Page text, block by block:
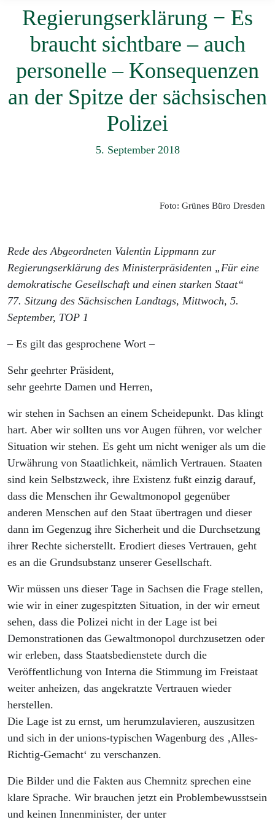
Regierungserklärung − Es
braucht sichtbare – auch
personelle – Konsequenzen
an der Spitze der sächsischen
Polizei
5. September 2018
Foto: Grünes Büro Dresden
Rede des Abgeordneten Valentin Lippmann zur
Regierungserklärung des Ministerpräsidenten „ Für eine
demokratische Gesellschaft und einen starken Staat“
77. Sitzung des Sächsischen Landtags, Mittwoch, 5.
September, TOP 1
– Es gilt das gesprochene Wort –
Sehr geehrter Präsident,
sehr geehrte Damen und Herren,
wir stehen in Sachsen an einem Scheidepunkt. Das klingt
hart. Aber wir sollten uns vor Augen führen, vor welcher
Situation wir stehen. Es geht um nicht weniger als um die
Urwährung von Staatlichkeit, nämlich Vertrauen. Staaten
sind kein Selbstzweck, ihre Existenz fußt einzig darauf,
dass die Menschen ihr Gewaltmonopol gegenüber
anderen Menschen auf den Staat übertragen und dieser
dann im Gegenzug ihre Sicherheit und die Durchsetzung
ihrer Rechte sicherstellt. Erodiert dieses Vertrauen, geht
es an die Grundsubstanz unserer Gesellschaft.
Wir müssen uns dieser Tage in Sachsen die Frage stellen,
wie wir in einer zugespitzten Situation, in der wir erneut
sehen, dass die Polizei nicht in der Lage ist bei
Demonstrationen das Gewaltmonopol durchzusetzen oder
wir erleben, dass Staatsbedienstete durch die
Veröffentlichung von Interna die Stimmung im Freistaat
weiter anheizen, das angekratzte Vertrauen wieder
herstellen.
Die Lage ist zu ernst, um herumzulavieren, auszusitzen
und sich in der unions-typischen Wagenburg des ‚Alles-
Richtig-Gemacht‘ zu verschanzen.
Die Bilder und die Fakten aus Chemnitz sprechen eine
klare Sprache. Wir brauchen jetzt ein Problembewusstsein
und keinen Innenminister, der unter